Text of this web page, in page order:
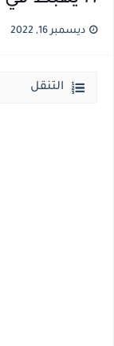
ديسمبر 16, 2022
التنقل